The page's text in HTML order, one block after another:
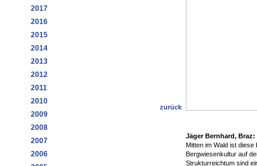
2017
2016
2015
2014
2013
2012
2011
2010
2009
2008
2007
2006
zurück
Jäger Bernhard, Braz:
Mitten im Wald ist
Bergwiesenkultur auf
Strukturreichtum sind